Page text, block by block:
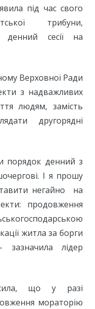
під час свого
трибуни,
денний сесії на
Верховної Ради
з надважливих
людям, замість
другорядні
порядок денний з
І я прошу
негайно на
продовження
житла за борги
зазначила лідер
що у разі
мораторію